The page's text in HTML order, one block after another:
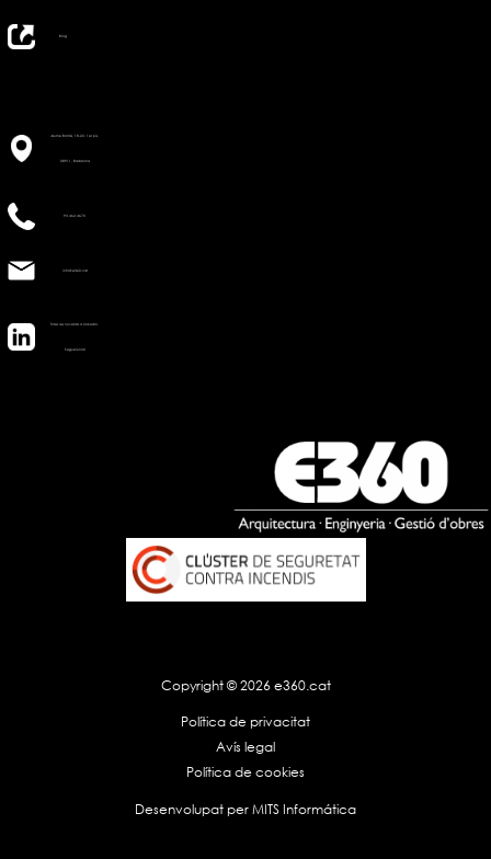
Blog
Jaume Borràs, 18-22. 1er pis,
08911, Badalona
93 464 4670
info@e360.cat
Totes les novetats a LinkedIn.
Segueix-nos!
Copyright © 2026 e360.cat
Política de privacitat
Avís legal
Política de cookies
Desenvolupat perMITS Informática